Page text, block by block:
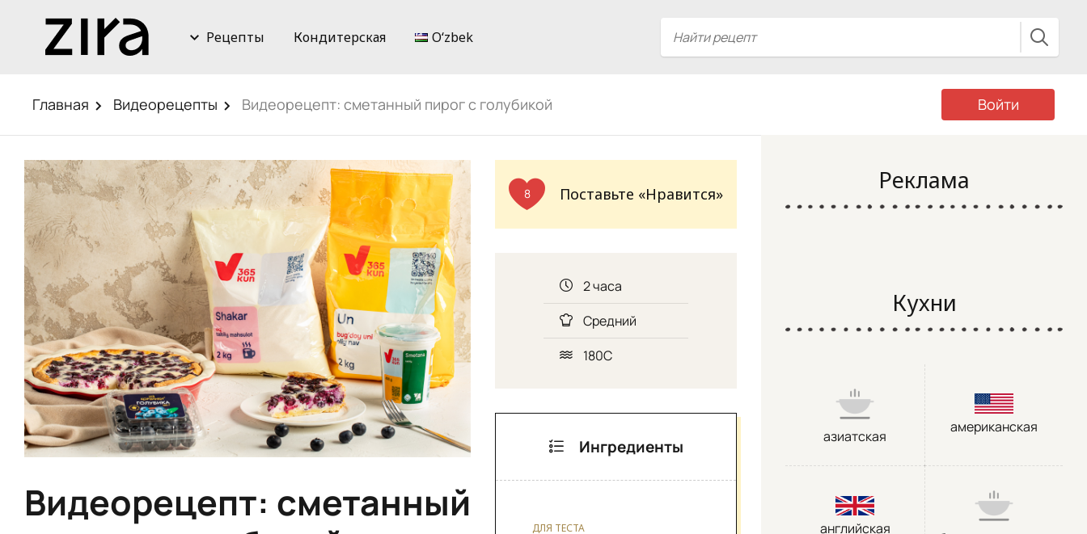
Рецепты Кондитерская Oʻzbek
Главная Видеорецепты Видеорецепт: сметанный пирог с голубикой Войти
Видеорецепт: сметанный
8 Поставьте «Нравится»
2 часа
Средний
180С
Ингредиенты
ДЛЯ ТЕСТА
Реклама
Кухни
азиатская
американская
английская